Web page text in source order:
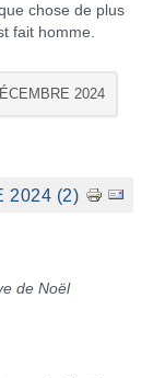
chose de plus
fait homme.
2024
2024 (2)
de Noël